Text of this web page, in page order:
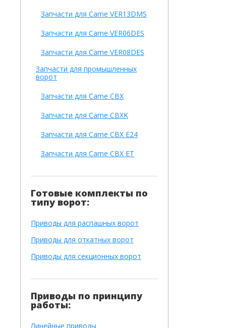
Запчасти для Came VER13DMS
Запчасти для Came VER06DES
Запчасти для Came VER08DES
Запчасти для промышленных
ворот
Запчасти для Came CBX
Запчасти для Came CBXK
Запчасти для Came CBX E24
Запчасти для Came CBX ET
Готовые комплекты по
типу ворот:
Приводы для распашных ворот
Приводы для откатных ворот
Приводы для секционных ворот
Приводы по принципу
работы:
Линейные приводы